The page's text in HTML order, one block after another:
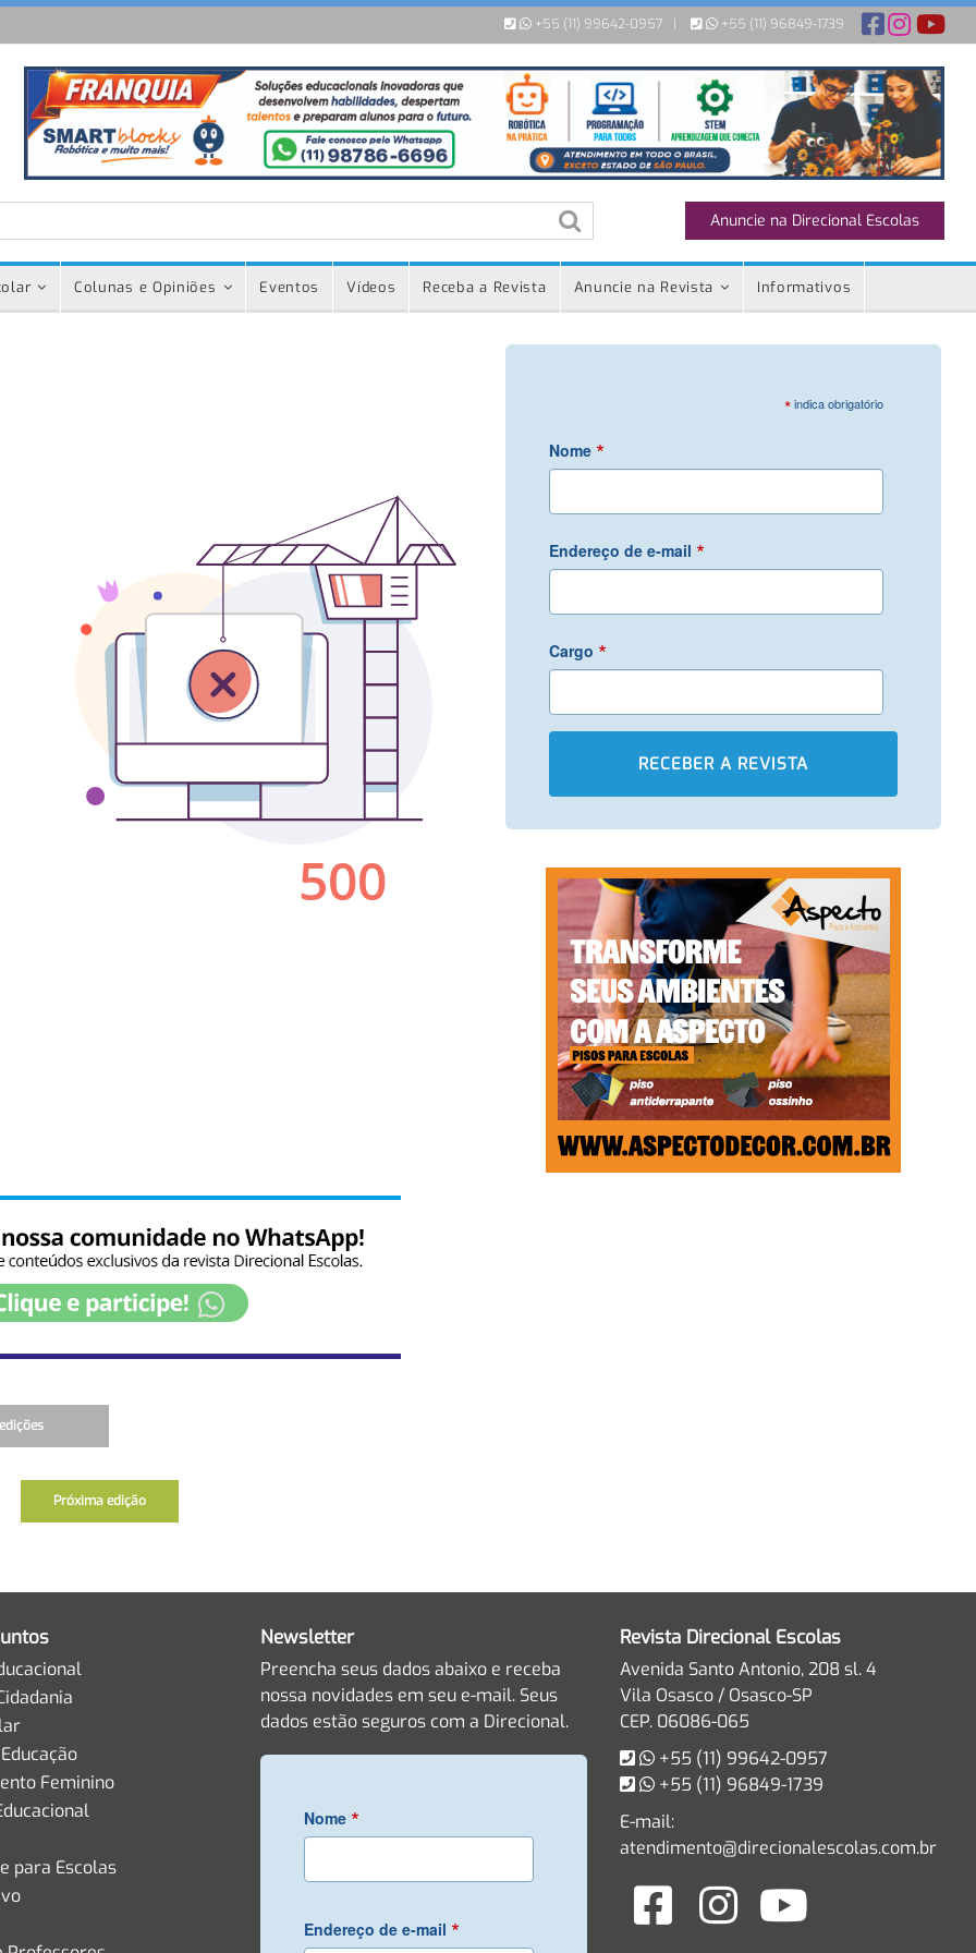
+55 (11) 99642-0957 | +55 (11) 96849-1739
Anuncie na Direcional Escolas
Colunas e Opiniões Eventos Vídeos Receba a Revista Anuncie na Revista Informativos
Próxima edição
*indica obrigatório
Nome *
Endereço de e-mail *
Cargo *
Feminino
para Escolas
Newsletter
Preencha seus dados abaixo e receba
nossa novidades em seu e-mail. Seus
dados estão seguros com a Direcional.
Nome *
Endereço de e-mail *
Revista Direcional Escolas
Avenida Santo Antonio, 208 sl. 4
Vila Osasco / Osasco-SP
CEP. 06086-065
+55 (11) 99642-0957
+55 (11) 96849-1739
E-mail:
atendimento@direcionalescolas.com.br